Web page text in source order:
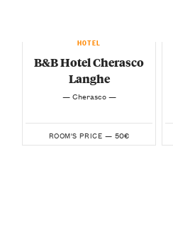
HOTEL
B&B Hotel Cherasco
Langhe
— Cherasco —
ROOM'S PRICE — 50€